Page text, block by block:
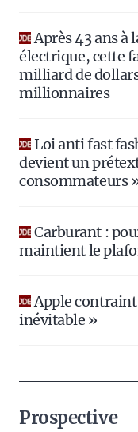
Après 43 ans à
électrique, cette
milliard de
millionnaires
Loi anti fast
devient un
consommateurs
Carburant :
maintient le
Apple contraint
inévitable »
Prospective